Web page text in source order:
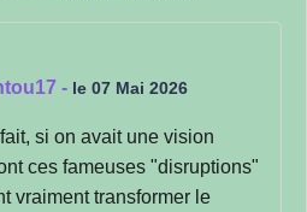
- le 07 Mai 2026
si on avait une vision
ces fameuses "disruptions"
vraiment transformer le